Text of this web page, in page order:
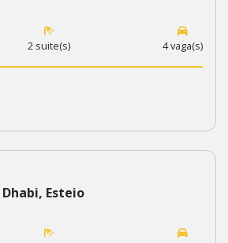
2 suite(s) 4 vaga(s)
Esteio